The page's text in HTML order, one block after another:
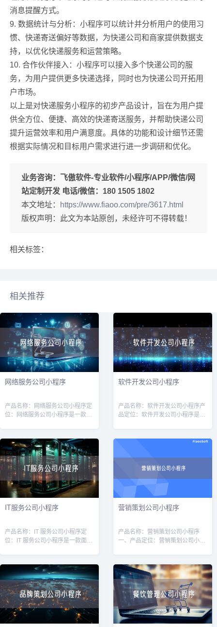
消息提醒方式。
9. 数据统计与分析：小程序可以统计并分析用户的使用习
惯、快递寄送偏好等数据，为快递公司和商家提供数据支
持，以优化快递服务和运营策略。
10. 合作伙伴接入：小程序可以接入多个快递公司的服
务，为用户提供更多快递选择，同时也为快递公司开拓用
户市场。
以上是对快递服务小程序的初步产品设计，旨在为用户提
供全方位、便捷、高效的快递寄送服务，并帮助快递公司
提升运营效率和用户满意度。具体的功能和设计细节还需
根据实际情况和目标用户需求进行进一步调研和优化。
业务咨询： 飞傲软件-专业软件/小程序/APP/微信/网
站定制开发 电话/微信：180 1505 1802
本文地址：
https://www.fiaoo.com/pre/3617.html
版权声明：此文为本站原创，未经许可不得转载！
相关标签：
相关推荐
网络服务公司小程序
产品名称：网络服务公司小程序定
位：网络服务公司小程序是一款针
工具，旨在帮助公司提高效率、增
强客户体验
软件开发公司小程序
产品名称：软件开发公司小程序产
品定位：软件开发公司小程序是一
效率和客户管理能力。通过该小程
IT服务公司小程序
产品名称：IT 服务公司小程序定
位：IT 服务公司小程序是一款面向
案。通过该小程序，用户可以方便
快
营销策划公司小程序
产品名称：营销策划公司小程序
一、产品定位：营销策划公司小程
升业务效率和服务质量。通过该小
程序，用户可